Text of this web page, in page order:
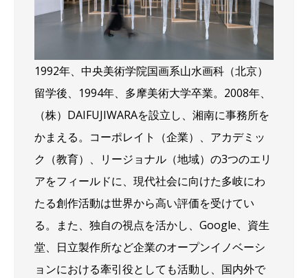
1992年、中央美術学院国画系山水画科（北京）
留学後、1994年、多摩美術大学卒業。2008年、
（株）DAIFUJIWARAを設立し、湘南に事務所を
かまえる。コーポレイト（企業）、アカデミッ
ク（教育）、リージョナル（地域）の3つのエリ
アをフィールドに、現代社会に向けた多岐にわ
たる創作活動は世界から高い評価を受けてい
る。また、独自の視点を活かし、Google、資生
堂、日立製作所など企業のオープンイノベーシ
ョンにおける牽引役としても活動し、国内外で